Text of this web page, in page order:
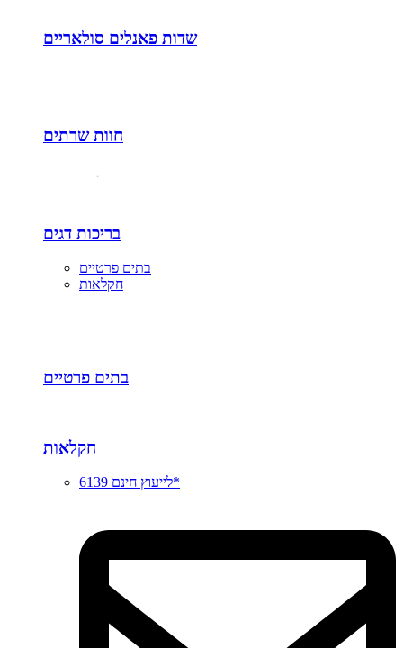
שדות פאנלים סולאריים
חוות שרתים
בריכות דגים
בתים פרטיים
חקלאות
בתים פרטיים
חקלאות
לייעוץ חינם 6139*